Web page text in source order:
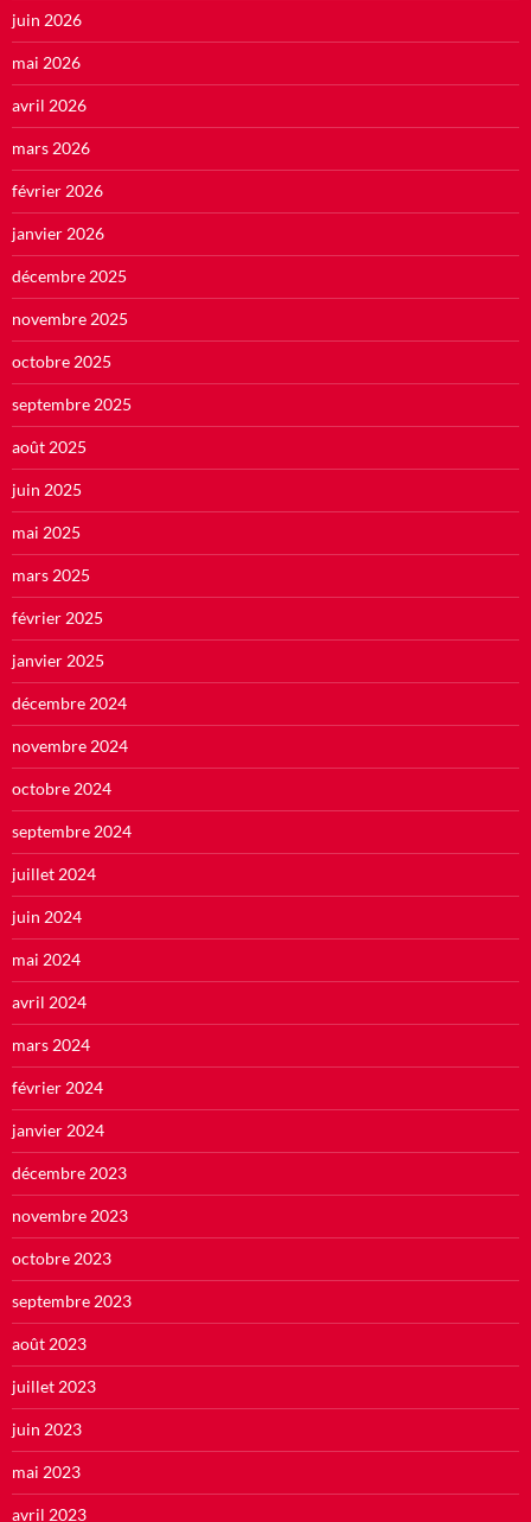
juin 2026
mai 2026
avril 2026
mars 2026
février 2026
janvier 2026
décembre 2025
novembre 2025
octobre 2025
septembre 2025
août 2025
juin 2025
mai 2025
mars 2025
février 2025
janvier 2025
décembre 2024
novembre 2024
octobre 2024
septembre 2024
juillet 2024
juin 2024
mai 2024
avril 2024
mars 2024
février 2024
janvier 2024
décembre 2023
novembre 2023
octobre 2023
septembre 2023
août 2023
juillet 2023
juin 2023
mai 2023
avril 2023